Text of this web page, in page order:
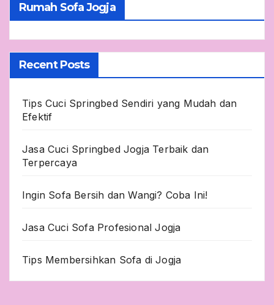
Rumah Sofa Jogja
Recent Posts
Tips Cuci Springbed Sendiri yang Mudah dan
Efektif
Jasa Cuci Springbed Jogja Terbaik dan
Terpercaya
Ingin Sofa Bersih dan Wangi? Coba Ini!
Jasa Cuci Sofa Profesional Jogja
Tips Membersihkan Sofa di Jogja